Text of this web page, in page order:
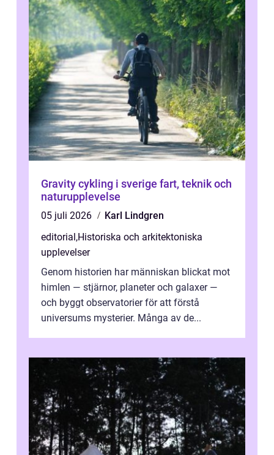
Gravity cykling i sverige fart, teknik och
naturupplevelse
05 juli 2026
Karl Lindgren
editorial ,Historiska och arkitektoniska
upplevelser
Genom historien har människan blickat mot
himlen — stjärnor, planeter och galaxer —
och byggt observatorier för att förstå
universums mysterier. Många av de...